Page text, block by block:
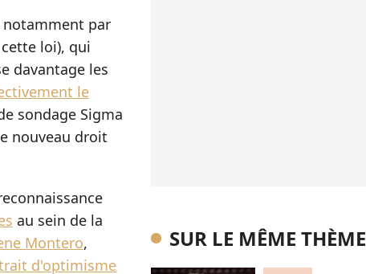
par
loi), qui
davantage les
le
sondage Sigma
nouveau droit
au sein de la
Montero,
d'optimisme
SUR LE MÊME THÈME